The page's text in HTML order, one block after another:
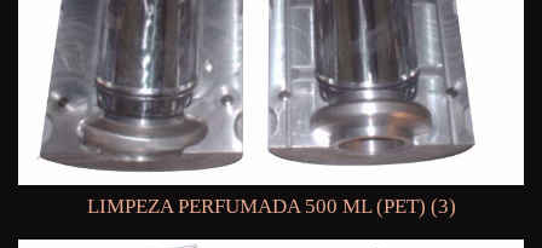
LIMPEZA PERFUMADA 500 ML (PET) (3)